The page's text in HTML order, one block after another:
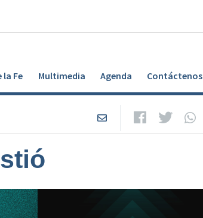
la Fe Multimedia Agenda Contáctenos